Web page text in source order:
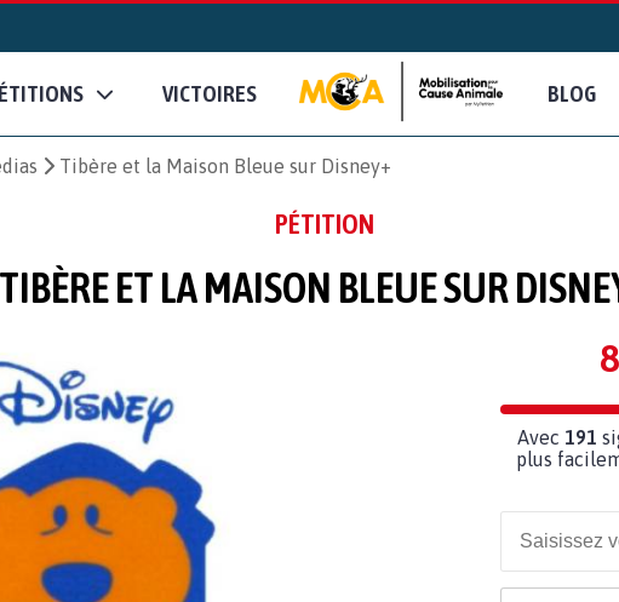
VICTOIRES BLOG
Tibère et la Maison Bleue sur Disney+
PÉTITION
TIBÈRE ET LA MAISON BLEUE SUR
Avec 191
plus